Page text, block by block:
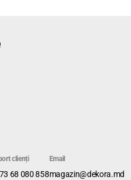
clienți
68 080 858
Email
magazin@dekora.md